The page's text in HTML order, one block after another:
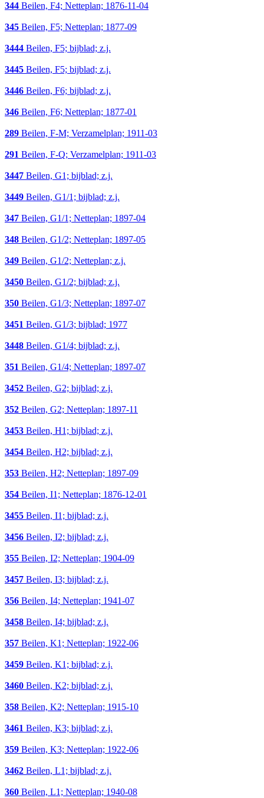
344 Beilen, F4; Netteplan; 1876-11-04
345 Beilen, F5; Netteplan; 1877-09
3444 Beilen, F5; bijblad; z.j.
3445 Beilen, F5; bijblad; z.j.
3446 Beilen, F6; bijblad; z.j.
346 Beilen, F6; Netteplan; 1877-01
289 Beilen, F-M; Verzamelplan; 1911-03
291 Beilen, F-Q; Verzamelplan; 1911-03
3447 Beilen, G1; bijblad; z.j.
3449 Beilen, G1/1; bijblad; z.j.
347 Beilen, G1/1; Netteplan; 1897-04
348 Beilen, G1/2; Netteplan; 1897-05
349 Beilen, G1/2; Netteplan; z.j.
3450 Beilen, G1/2; bijblad; z.j.
350 Beilen, G1/3; Netteplan; 1897-07
3451 Beilen, G1/3; bijblad; 1977
3448 Beilen, G1/4; bijblad; z.j.
351 Beilen, G1/4; Netteplan; 1897-07
3452 Beilen, G2; bijblad; z.j.
352 Beilen, G2; Netteplan; 1897-11
3453 Beilen, H1; bijblad; z.j.
3454 Beilen, H2; bijblad; z.j.
353 Beilen, H2; Netteplan; 1897-09
354 Beilen, I1; Netteplan; 1876-12-01
3455 Beilen, I1; bijblad; z.j.
3456 Beilen, I2; bijblad; z.j.
355 Beilen, I2; Netteplan; 1904-09
3457 Beilen, I3; bijblad; z.j.
356 Beilen, I4; Netteplan; 1941-07
3458 Beilen, I4; bijblad; z.j.
357 Beilen, K1; Netteplan; 1922-06
3459 Beilen, K1; bijblad; z.j.
3460 Beilen, K2; bijblad; z.j.
358 Beilen, K2; Netteplan; 1915-10
3461 Beilen, K3; bijblad; z.j.
359 Beilen, K3; Netteplan; 1922-06
3462 Beilen, L1; bijblad; z.j.
360 Beilen, L1; Netteplan; 1940-08